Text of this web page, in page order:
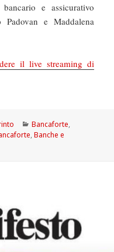
e assicurativo
e Maddalena
il live streaming di
Categorie
Bancaforte,
,Banche e